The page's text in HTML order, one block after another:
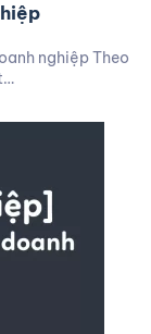
nghiệp Theo